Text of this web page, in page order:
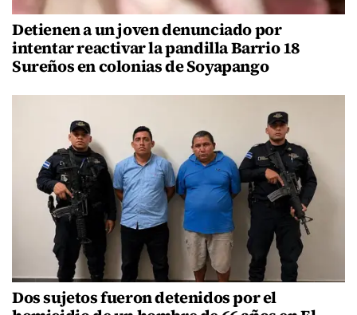
Detienen a un joven denunciado por
intentar reactivar la pandilla Barrio 18
Sureños en colonias de Soyapango
Dos sujetos fueron detenidos por el